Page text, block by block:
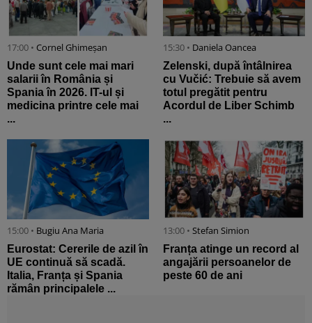
17:00 • Cornel Ghimeșan
Unde sunt cele mai mari
salarii în România și
Spania în 2026. IT-ul și
medicina printre cele mai
...
15:30 • Daniela Oancea
Zelenski, după întâlnirea
cu Vučić: Trebuie să avem
totul pregătit pentru
Acordul de Liber Schimb
...
15:00 • Bugiu ⁠Ana Maria
Eurostat: Cererile de azil în
UE continuă să scadă.
Italia, Franța și Spania
rămân principalele ...
13:00 • Stefan Simion
Franța atinge un record al
angajării persoanelor de
peste 60 de ani